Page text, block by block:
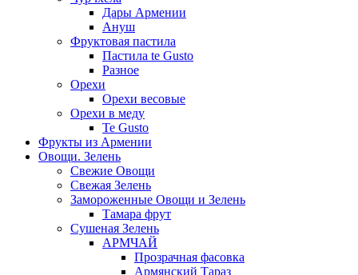
Дары Армении
Ануш
Фруктовая пастила
Пастила te Gusto
Разное
Орехи
Орехи весовые
Орехи в меду
Te Gusto
Фрукты из Армении
Овощи. Зелень
Свежие Овощи
Свежая Зелень
Замороженные Овощи и Зелень
Тамара фрут
Сушеная Зелень
АРМЧАЙ
Прозрачная фасовка
Армянский Тараз